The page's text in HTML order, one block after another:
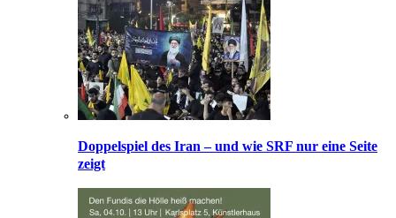
Doppelspiel des Iran – und wie SRF nur eine Seite
zeigt